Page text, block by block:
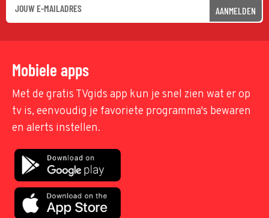
AANMELDEN
Mobiele apps
Met de gratis TVgids app kun je snel zien wat er op
tv is, eenvoudig je favoriete programma's bewaren
en alerts instellen.